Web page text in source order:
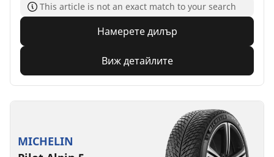
This article is not an exact match to your search
Намерете дилър
Виж детайлите
MICHELIN